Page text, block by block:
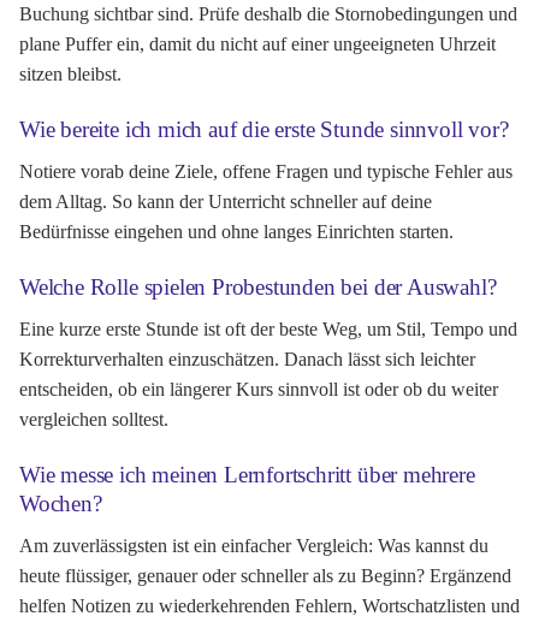
Buchung sichtbar sind. Prüfe deshalb die Stornobedingungen und
plane Puffer ein, damit du nicht auf einer ungeeigneten Uhrzeit
sitzen bleibst.
Wie bereite ich mich auf die erste Stunde sinnvoll vor?
Notiere vorab deine Ziele, offene Fragen und typische Fehler aus
dem Alltag. So kann der Unterricht schneller auf deine
Bedürfnisse eingehen und ohne langes Einrichten starten.
Welche Rolle spielen Probestunden bei der Auswahl?
Eine kurze erste Stunde ist oft der beste Weg, um Stil, Tempo und
Korrekturverhalten einzuschätzen. Danach lässt sich leichter
entscheiden, ob ein längerer Kurs sinnvoll ist oder ob du weiter
vergleichen solltest.
Wie messe ich meinen Lernfortschritt über mehrere
Wochen?
Am zuverlässigsten ist ein einfacher Vergleich: Was kannst du
heute flüssiger, genauer oder schneller als zu Beginn? Ergänzend
helfen Notizen zu wiederkehrenden Fehlern, Wortschatzlisten und